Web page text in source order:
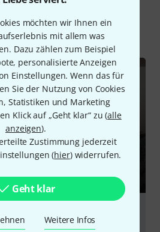
möchten wir Ihnen ein
mit allem was
Dazu zählen zum Beispiel
personalisierte Anzeigen
Einstellungen. Wenn das für
Sie der Nutzung von Cookies
Statistiken und Marketing
Klick auf „Geht klar“ zu (alle
anzeigen).
Zustimmung jederzeit
(hier) widerrufen.
Geht klar
Weitere Infos
Ratgeber Testberichte
FX at Riverside Studios